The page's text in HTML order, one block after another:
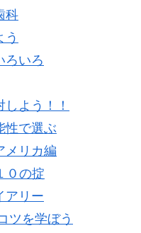
科
う
ろいろ
よう！！
性で選ぶ
メリカ編
０の掟
アリー
ツを学ぼう